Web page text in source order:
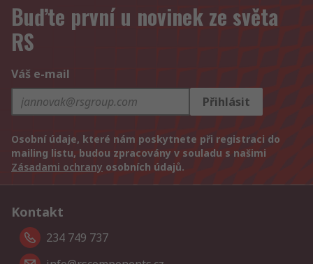
Buďte první u novinek ze světa
RS
Váš e-mail
Přihlásit
Osobní údaje, které nám poskytnete při registraci do
mailing listu, budou zpracovány v souladu s našimi
Zásadami ochrany osobních údajů.
Kontakt
234 749 737